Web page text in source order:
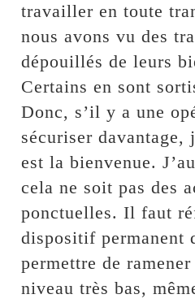
travailler en toute
nous avons vu des
dépouillés de leurs
Certains en sont
Donc, s’il y a une
sécuriser davantage,
est la bienvenue.
cela ne soit pas des
ponctuelles. Il faut
dispositif permanent
permettre de
niveau très bas,